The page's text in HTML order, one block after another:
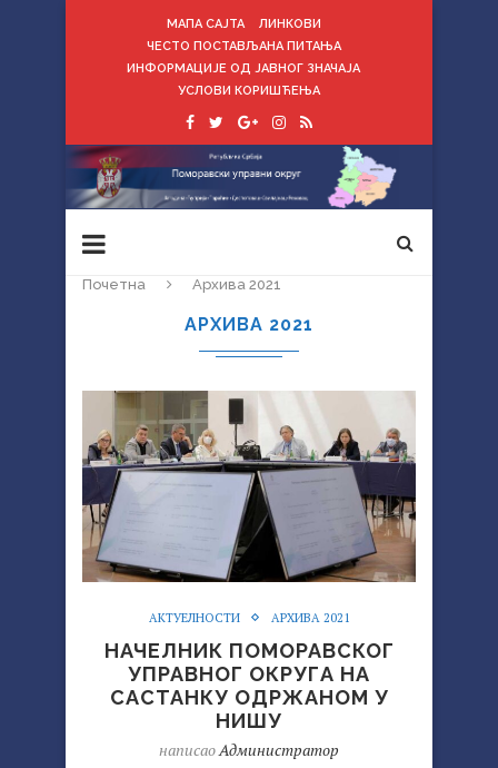
МАПА САЈТА
ЛИНКОВИ
ЧЕСТО ПОСТАВЉАНА ПИТАЊА
ИНФОРМАЦИЈЕ ОД ЈАВНОГ ЗНАЧАЈА
УСЛОВИ КОРИШЋЕЊА
Почетна Архива 2021
АРХИВА 2021
АКТУЕЛНОСТИ АРХИВА 2021
НАЧЕЛНИК ПОМОРАВСКОГ
УПРАВНОГ ОКРУГА НА
САСТАНКУ ОДРЖАНОМ У
НИШУ
написаоАдминистратор